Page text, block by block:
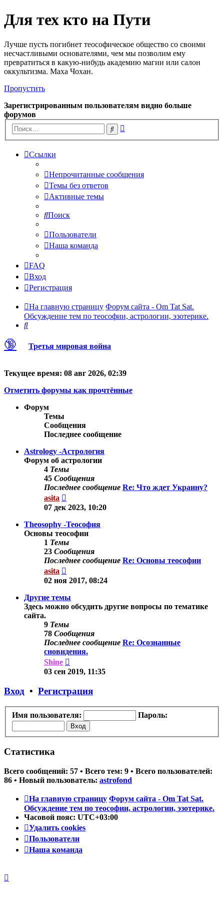
Для тех кто на Пути
Лучше пусть погибнет теософическое общество со своими
несчастливыми основателями, чем мы позволим ему
превратиться в какую-нибудь академию магии или салон
оккультизма. Маха Чохан.
Пропустить
Зарегистрированным пользователям видно больше
форумов
Поиск
Ссылки
Непрочитанные сообщения
Темы без ответов
Активные темы
Поиск
Пользователи
Наша команда
FAQ
Вход
Регистрация
На главную страницу Форум сайта - Om Tat Sat.
Обсуждение тем по теософии, астрологии, эзотерике.
Поиск
🔞 Третья мировая война
Текущее время: 08 авг 2026, 02:39
Отметить форумы как прочтённые
Форум
Темы
Сообщения
Последнее сообщение
Astrology -Астрология
Форум об астрологии
4 Темы
45 Сообщения
Последнее сообщение Re: Что ждет Украину?
asita
к
сообщению
07 дек 2023, 10:20
Theosophy -Теософия
Основы теософии
1 Темы
23 Сообщения
Последнее сообщение Re: Основы теософии
asita
к
сообщению
02 ноя 2017, 08:24
Другие темы
Здесь можно обсудить другие вопросы по тематике
сайта.
9 Темы
78 Сообщения
Последнее сообщение Re: Осознанные
сновидения.
Shine
к
03 сен 2019, 11:35
Вход • Регистрация
Имя пользователя: Пароль:
Статистика
Всего сообщений: 57 • Всего тем: 9 • Всего пользователей:
86 • Новый пользователь: astrofond
На главную страницу Форум сайта - Om Tat Sat.
Обсуждение тем по теософии, астрологии, эзотерике.
Часовой пояс: UTC+03:00
Удалить cookies
Пользователи
Наша команда